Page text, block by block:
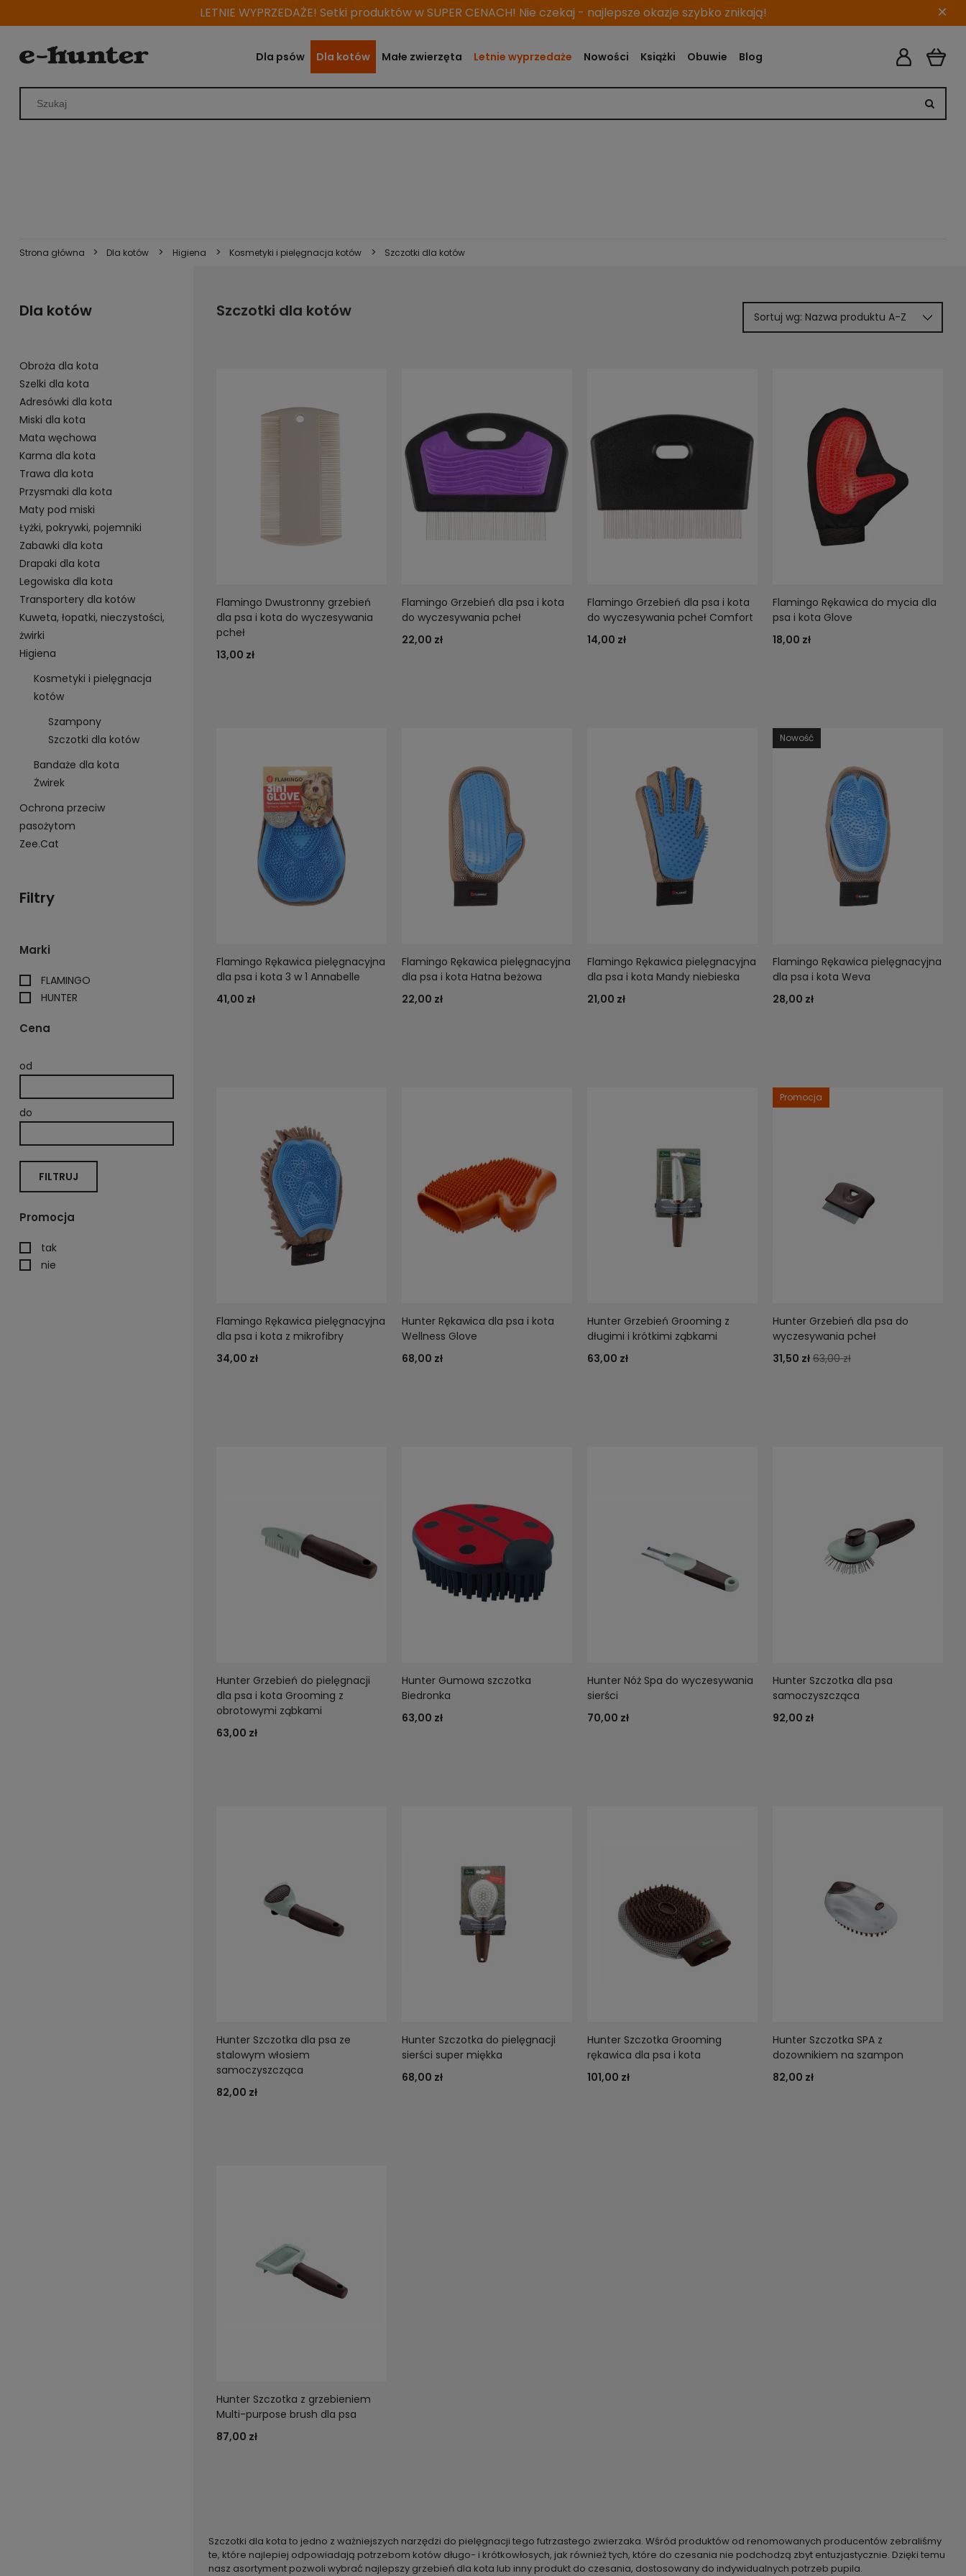
LETNIE WYPRZEDAŻE! Setki produktów w SUPER CENACH! Nie czekaj - najlepsze okazje szybko znikają! ×
Dla psów Dla kotów Małe zwierzęta Letnie wyprzedaże Nowości Książki Obuwie Blog
Strona główna > Dla kotów > Higiena > Kosmetyki i pielęgnacja kotów > Szczotki dla kotów
Dla kotów
Obroża dla kota
Szelki dla kota
Adresówki dla kota
Miski dla kota
Mata węchowa
Karma dla kota
Trawa dla kota
Przysmaki dla kota
Maty pod miski
Łyżki, pokrywki, pojemniki
Zabawki dla kota
Drapaki dla kota
Legowiska dla kota
Transportery dla kotów
Kuweta, łopatki, nieczystości,
żwirki
Higiena
Kosmetyki i pielęgnacja
kotów
Szampony
Szczotki dla kotów
Bandaże dla kota
Żwirek
Ochrona przeciw
pasożytom
Zee.Cat
Filtry
Marki
FLAMINGO
HUNTER
Cena
od
do
FILTRUJ
Promocja
tak
nie
Szczotki dla kotów Sortuj wg:Nazwa produktu A-Z
Flamingo Dwustronny grzebień
dla psa i kota do wyczesywania
pcheł
13,00 zł
Flamingo Grzebień dla psa i kota
do wyczesywania pcheł
22,00 zł
Flamingo Grzebień dla psa i kota
do wyczesywania pcheł Comfort
14,00 zł
Flamingo Rękawica do mycia dla
psa i kota Glove
18,00 zł
Flamingo Rękawica pielęgnacyjna
dla psa i kota 3 w 1 Annabelle
41,00 zł
Flamingo Rękawica pielęgnacyjna
dla psa i kota Hatna beżowa
22,00 zł
Flamingo Rękawica pielęgnacyjna
dla psa i kota Mandy niebieska
21,00 zł
Flamingo Rękawica pielęgnacyjna
dla psa i kota Weva
28,00 zł
Nowość
Flamingo Rękawica pielęgnacyjna
dla psa i kota z mikrofibry
34,00 zł
Hunter Rękawica dla psa i kota
Wellness Glove
68,00 zł
Hunter Grzebień Grooming z
długimi i krótkimi ząbkami
63,00 zł
Hunter Grzebień dla psa do
wyczesywania pcheł
31,50 zł 63,00 zł
Promocja
Hunter Grzebień do pielęgnacji
dla psa i kota Grooming z
obrotowymi ząbkami
63,00 zł
Hunter Gumowa szczotka
Biedronka
63,00 zł
Hunter Nóż Spa do wyczesywania
sierści
70,00 zł
Hunter Szczotka dla psa
samoczyszcząca
92,00 zł
Hunter Szczotka dla psa ze
stalowym włosiem
samoczyszcząca
82,00 zł
Hunter Szczotka do pielęgnacji
sierści super miękka
68,00 zł
Hunter Szczotka Grooming
rękawica dla psa i kota
101,00 zł
Hunter Szczotka SPA z
dozownikiem na szampon
82,00 zł
Hunter Szczotka z grzebieniem
Multi-purpose brush dla psa
87,00 zł
Szczotki dla kota to jedno z ważniejszych narzędzi do pielęgnacji tego futrzastego zwierzaka. Wśród produktów od renomowanych producentów zebraliśmy
te, które najlepiej odpowiadają potrzebom kotów długo- i krótkowłosych, jak również tych, które do czesania nie podchodzą zbyt entuzjastycznie. Dzięki temu
nasz asortyment pozwoli wybrać najlepszy grzebień dla kota lub inny produkt do czesania, dostosowany do indywidualnych potrzeb pupila.